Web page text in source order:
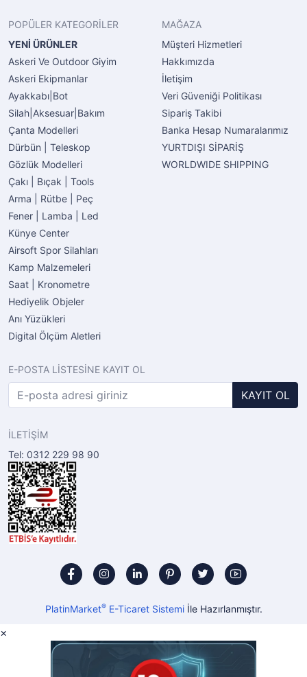
POPÜLER KATEGORİLER
YENİ ÜRÜNLER
Askeri Ve Outdoor Giyim
Askeri Ekipmanlar
Ayakkabı|Bot
Silah|Aksesuar|Bakım
Çanta Modelleri
Dürbün | Teleskop
Gözlük Modelleri
Çakı | Bıçak | Tools
Arma | Rütbe | Peç
Fener | Lamba | Led
Künye Center
Airsoft Spor Silahları
Kamp Malzemeleri
Saat | Kronometre
Hediyelik Objeler
Anı Yüzükleri
Digital Ölçüm Aletleri
MAĞAZA
Müşteri Hizmetleri
Hakkımızda
İletişim
Veri Güveniği Politikası
Sipariş Takibi
Banka Hesap Numaralarımız
YURTDIŞI SİPARİŞ
WORLDWIDE SHIPPING
E-POSTA LİSTESİNE KAYIT OL
KAYIT OL
İLETİŞİM
Tel: 0312 229 98 90
PlatinMarket®E-Ticaret Sistemiİle Hazırlanmıştır.
×